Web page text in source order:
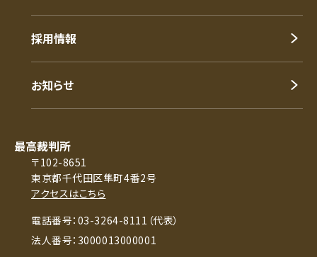
採用情報
お知らせ
最高裁判所
〒102-8651
東京都千代田区隼町4番2号
アクセスはこちら
電話番号：03-3264-8111（代表）
法人番号：3000013000001